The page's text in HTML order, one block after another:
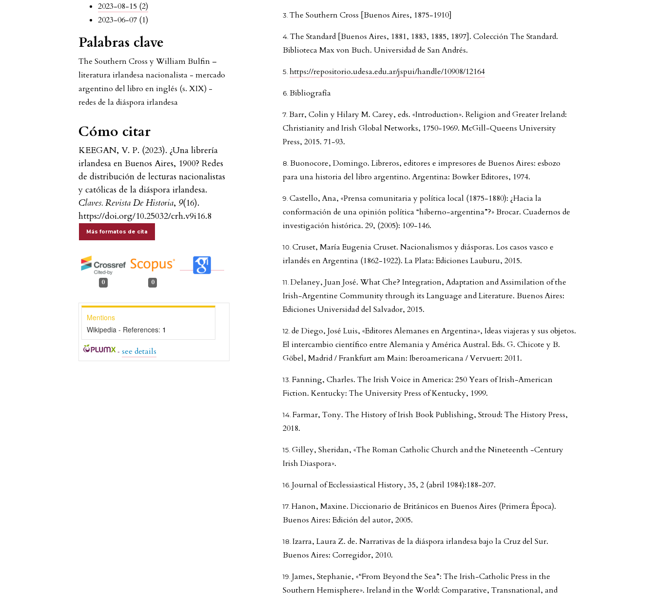
2023-08-15 (2)
2023-06-07 (1)
Palabras clave
The Southern Cross y William Bulfin –
literatura irlandesa nacionalista - mercado
argentino del libro en inglés (s. XIX) -
redes de la diáspora irlandesa
Cómo citar
KEEGAN, V. P. (2023). ¿Una librería
irlandesa en Buenos Aires, 1900? Redes
de distribución de lecturas nacionalistas
y católicas de la diáspora irlandesa.
Claves. Revista De Historia,9(16).
https://doi.org/10.25032/crh.v9i16.8
Más formatos de cita
0 0
Mentions
Wikipedia - References: 1
- see details
The Southern Cross [Buenos Aires, 1875-1910]
The Standard [Buenos Aires, 1881, 1883, 1885, 1897]. Colección The Standard.
Biblioteca Max von Buch. Universidad de San Andrés.
https://repositorio.udesa.edu.ar/jspui/handle/10908/12164
Bibliografía
Barr, Colin y Hilary M. Carey, eds. «Introduction». Religion and Greater Ireland:
Christianity and Irish Global Networks, 1750-1969. McGill-Queens University
Press, 2015. 71-93.
Buonocore, Domingo. Libreros, editores e impresores de Buenos Aires: esbozo
para una historia del libro argentino. Argentina: Bowker Editores, 1974.
Castello, Ana, «Prensa comunitaria y política local (1875-1880): ¿Hacia la
conformación de una opinión política “hiberno-argentina”?» Brocar. Cuadernos de
investigación histórica. 29, (2005): 109-146.
Cruset, María Eugenia Cruset. Nacionalismos y diásporas. Los casos vasco e
irlandés en Argentina (1862-1922). La Plata: Ediciones Lauburu, 2015.
Delaney, Juan José. What Che? Integration, Adaptation and Assimilation of the
Irish-Argentine Community through its Language and Literature. Buenos Aires:
Ediciones Universidad del Salvador, 2015.
de Diego, José Luis, «Editores Alemanes en Argentina», Ideas viajeras y sus objetos.
El intercambio científico entre Alemania y América Austral. Eds. G. Chicote y B.
Göbel, Madrid / Frankfurt am Main: Iberoamericana / Vervuert: 2011.
Fanning, Charles. The Irish Voice in America: 250 Years of Irish-American
Fiction. Kentucky: The University Press of Kentucky, 1999.
Farmar, Tony. The History of Irish Book Publishing, Stroud: The History Press,
2018.
Gilley, Sheridan, «The Roman Catholic Church and the Nineteenth -Century
Irish Diaspora».
Journal of Ecclessiastical History, 35, 2 (abril 1984):188-207.
Hanon, Maxine. Diccionario de Británicos en Buenos Aires (Primera Época).
Buenos Aires: Edición del autor, 2005.
Izarra, Laura Z. de. Narrativas de la diáspora irlandesa bajo la Cruz del Sur.
Buenos Aires: Corregidor, 2010.
James, Stephanie, «“From Beyond the Sea”: The Irish-Catholic Press in the
Southern Hemisphere». Ireland in the World: Comparative, Transnational, and